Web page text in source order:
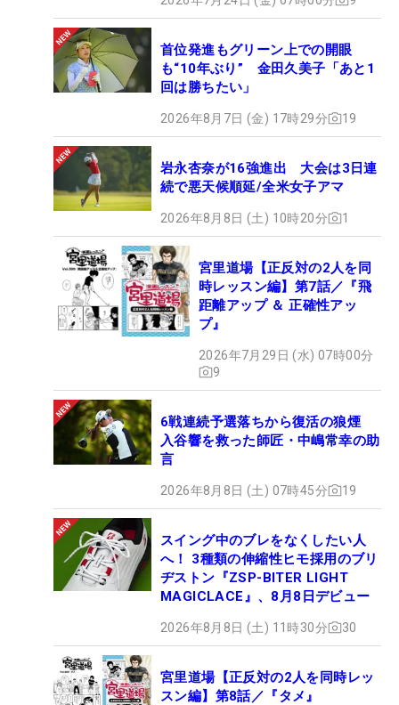
首位発進もグリーン上での開眼
も“10年ぶり” 金田久美子「あと1
回は勝ちたい」
2026年8月7日 (金) 17時29分 19
岩永杏奈が16強進出 大会は3日連
続で悪天候順延/全米女子アマ
2026年8月8日 (土) 10時20分 1
宮里道場【正反対の2人を同
時レッスン編】第7話／『飛
距離アップ ＆ 正確性アッ
プ』
2026年7月29日 (水) 07時00分
9
6戦連続予選落ちから復活の狼煙
入谷響を救った師匠・中嶋常幸の助
言
2026年8月8日 (土) 07時45分 19
スイング中のブレをなくしたい人
へ！ 3種類の伸縮性ヒモ採用のブリ
ヂストン『ZSP-BITER LIGHT
MAGICLACE』、8月8日デビュー
2026年8月8日 (土) 11時30分 30
宮里道場【正反対の2人を同時レッ
スン編】第8話／『タメ』